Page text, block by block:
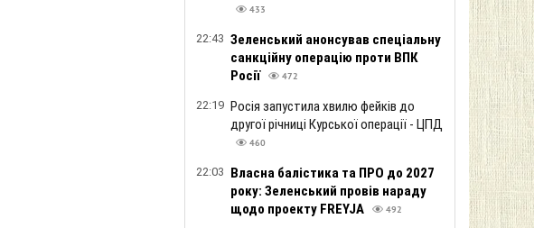
433
22:43 Зеленський анонсував спеціальну
санкційну операцію проти ВПК
Росії
472
22:19 Росія запустила хвилю фейків до
другої річниці Курської операції - ЦПД
460
22:03 Власна балістика та ПРО до 2027
року: Зеленський провів нараду
щодо проекту FREYJA
492